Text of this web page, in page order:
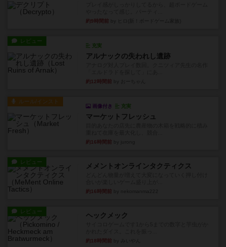
約9時間前
レビュー
充実
アルナックの失われし遺跡
約12時間前
ルール/インスト
画像付き 充実
マーケットフレッシュ
約16時間前
レビュー メメントオンラインタクティクス
約16時間前
レビュー ヘックメック
約18時間前